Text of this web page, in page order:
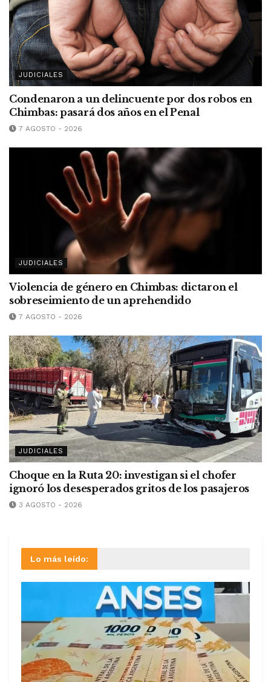
JUDICIALES
Condenaron a un delincuente por dos robos en
Chimbas: pasará dos años en el Penal
7 AGOSTO - 2026
JUDICIALES
Violencia de género en Chimbas: dictaron el
sobreseimiento de un aprehendido
7 AGOSTO - 2026
JUDICIALES
Choque en la Ruta 20: investigan si el chofer
ignoró los desesperados gritos de los pasajeros
3 AGOSTO - 2026
Lo más leído: